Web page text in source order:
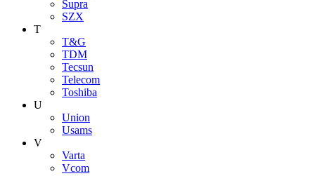
Supra
SZX
T
T&G
TDM
Tecsun
Telecom
Toshiba
U
Union
Usams
V
Varta
Vcom